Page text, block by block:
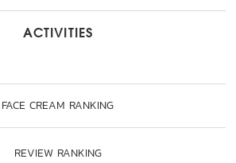
ACTIVITIES
FACE CREAM RANKING
REVIEW RANKING